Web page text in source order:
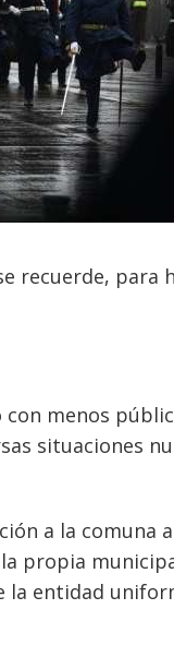
recuerde, para
con menos
situaciones
a la comuna
propia
la entidad